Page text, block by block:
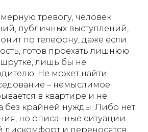
тревогу, человек
публичных выступлений,
по телефону, даже если
готов проехать лишнюю
лишь бы не
Не может найти
– немыслимое
в квартире и не
без крайней нужды. Либо нет
но описанные ситуации
дискомфорт и переносятся